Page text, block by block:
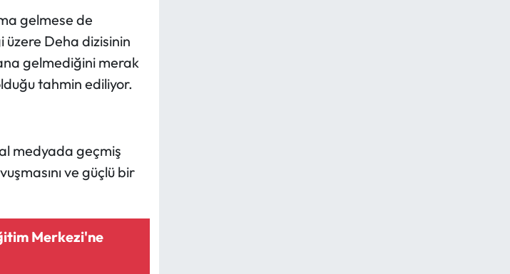
gelmese de
üzere Deha dizisinin
gelmediğini merak
tahmin ediliyor.
medyada geçmiş
ve güçlü bir
Merkezi'ne